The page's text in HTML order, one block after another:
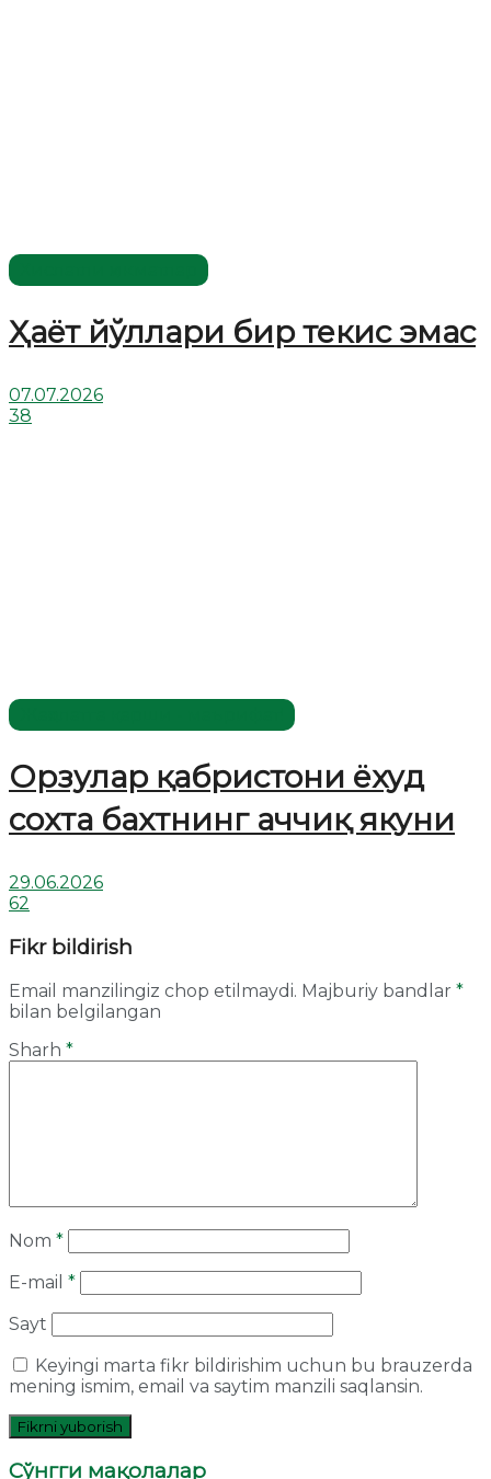
Ҳаёт йўллари бир текис эмас
07.07.2026
38
Орзулар қабристони ёхуд
сохта бахтнинг аччиқ якуни
29.06.2026
62
Fikr bildirish
Email manzilingiz chop etilmaydi. Majburiy bandlar *
bilan belgilangan
Sharh *
Nom *
E-mail *
Sayt
Keyingi marta fikr bildirishim uchun bu brauzerda
mening ismim, email va saytim manzili saqlansin.
Сўнгги мақолалар